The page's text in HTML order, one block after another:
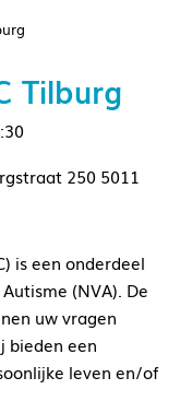
Tilburg
250 5011
is een onderdeel
(NVA). De
uw vragen
bieden een
leven en/of